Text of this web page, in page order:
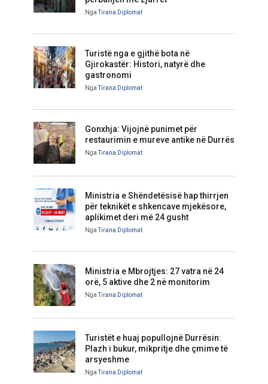
NgaTirana Diplomat
Turistë nga e gjithë bota në
Gjirokastër: Histori, natyrë dhe
gastronomi
NgaTirana Diplomat
Gonxhja: Vijojnë punimet për
restaurimin e mureve antike në Durrës
NgaTirana Diplomat
Ministria e Shëndetësisë hap thirrjen
për teknikët e shkencave mjekësore,
aplikimet deri më 24 gusht
NgaTirana Diplomat
Ministria e Mbrojtjes: 27 vatra në 24
orë, 5 aktive dhe 2 në monitorim
NgaTirana Diplomat
Turistët e huaj popullojnë Durrësin:
Plazh i bukur, mikpritje dhe çmime të
arsyeshme
NgaTirana Diplomat